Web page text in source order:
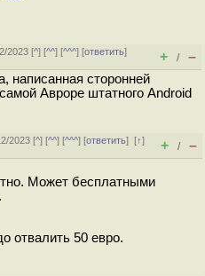
2023 [^] [^^] [^^^] [ответить]
+ / –
написанная сторонней
Авроре штатного Android
2023 [^] [^^] [^^^] [ответить][↑]
+ / –
Может бесплатными
отвалить 50 евро.